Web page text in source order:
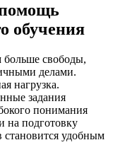
обучения
больше свободы,
делами.
нагрузка.
задания
понимания
на подготовку
становится удобным